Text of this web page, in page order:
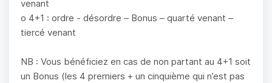
venant
o 4+1 : ordre - désordre – Bonus – quarté venant –
tiercé venant
NB : Vous bénéficiez en cas de non partant au 4+1 soit
un Bonus (les 4 premiers + un cinquième qui n’est pas